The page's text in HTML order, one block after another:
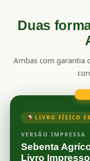
Duas
Ambas com garantia
LIVRO FÍSICO
VERSÃO IMPRESSA
Sebenta
Livro Impresso